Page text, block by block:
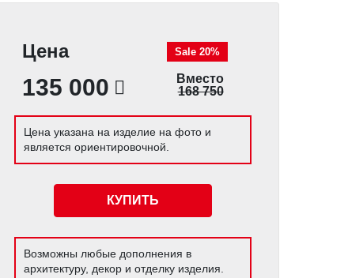
Цена
135 000
Sale 20%
Вместо
168 750
Цена указана на изделие на фото и
является ориентировочной.
КУПИТЬ
Возможны любые дополнения в
архитектуру, декор и отделку изделия.